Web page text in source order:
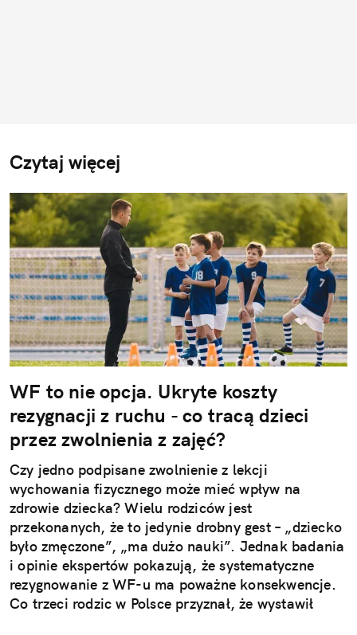
Czytaj więcej
WF to nie opcja. Ukryte koszty
rezygnacji z ruchu - co tracą dzieci
przez zwolnienia z zajęć?
Czy jedno podpisane zwolnienie z lekcji
wychowania fizycznego może mieć wpływ na
zdrowie dziecka? Wielu rodziców jest
przekonanych, że to jedynie drobny gest – „dziecko
było zmęczone”, „ma dużo nauki”. Jednak badania
i opinie ekspertów pokazują, że systematyczne
rezygnowanie z WF-u ma poważne konsekwencje.
Co trzeci rodzic w Polsce przyznał, że wystawił